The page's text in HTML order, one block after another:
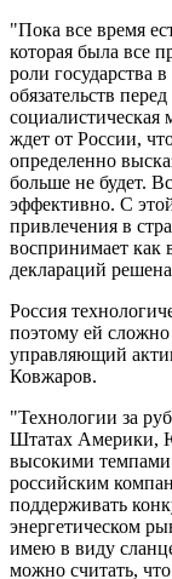
"Пока все время
которая была все
роли государства
обязательств
ждет от России,
определенно
больше не будет.
эффективно. С
привлечения в
воспринимает как
деклараций
Россия
поэтому ей
управляющий
Ковжаров.
"Технологии за
Штатах Америки,
высокими
российским
поддерживать
энергетическом
имею в виду
можно считать,